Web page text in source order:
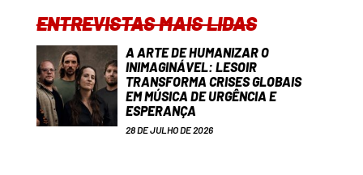
ENTREVISTAS MAIS LIDAS
A ARTE DE HUMANIZAR O
INIMAGINÁVEL: LESOIR
TRANSFORMA CRISES GLOBAIS
EM MÚSICA DE URGÊNCIA E
ESPERANÇA
28 DE JULHO DE 2026